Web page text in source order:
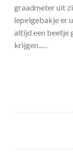
graadmeter uit
lepelgebakje er
altijd een beetje
krijgen...…